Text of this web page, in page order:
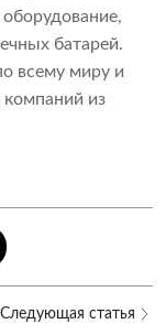
батарей.
всему миру и
из
Следующая статья